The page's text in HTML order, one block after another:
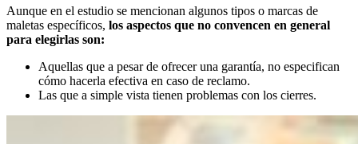
Aunque en el estudio se mencionan algunos tipos o marcas de
maletas específicos, los aspectos que no convencen en general
para elegirlas son:
Aquellas que a pesar de ofrecer una garantía, no especifican
cómo hacerla efectiva en caso de reclamo.
Las que a simple vista tienen problemas con los cierres.